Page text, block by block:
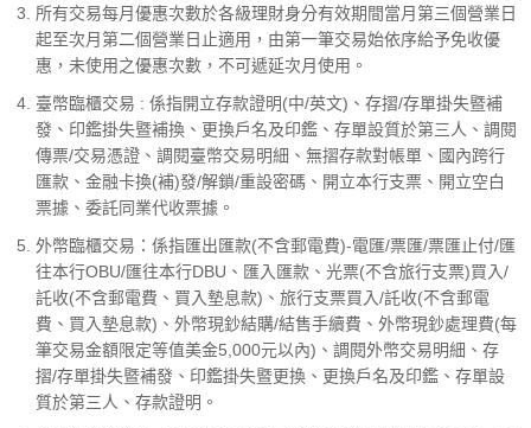
所有交易每月優惠次數於各級理財身分有效期間當月第三個營業日
起至次月第二個營業日止適用，由第一筆交易始依序給予免收優
惠，未使用之優惠次數，不可遞延次月使用。
臺幣臨櫃交易 : 係指開立存款證明(中/英文)、存摺/存單掛失暨補
發、印鑑掛失暨補換、更換戶名及印鑑、存單設質於第三人、調閱
傳票/交易憑證、調閱臺幣交易明細、無摺存款對帳單、國內跨行
匯款、金融卡換(補)發/解鎖/重設密碼、開立本行支票、開立空白
票據、委託同業代收票據。
外幣臨櫃交易：係指匯出匯款(不含郵電費)-電匯/票匯/票匯止付/匯
往本行OBU/匯往本行DBU、匯入匯款、光票(不含旅行支票)買入/
託收(不含郵電費、買入墊息款)、旅行支票買入/託收(不含郵電
費、買入墊息款)、外幣現鈔結購/結售手續費、外幣現鈔處理費(每
筆交易金額限定等值美金5,000元以內)、調閱外幣交易明細、存
摺/存單掛失暨補發、印鑑掛失暨更換、更換戶名及印鑑、存單設
質於第三人、存款證明。